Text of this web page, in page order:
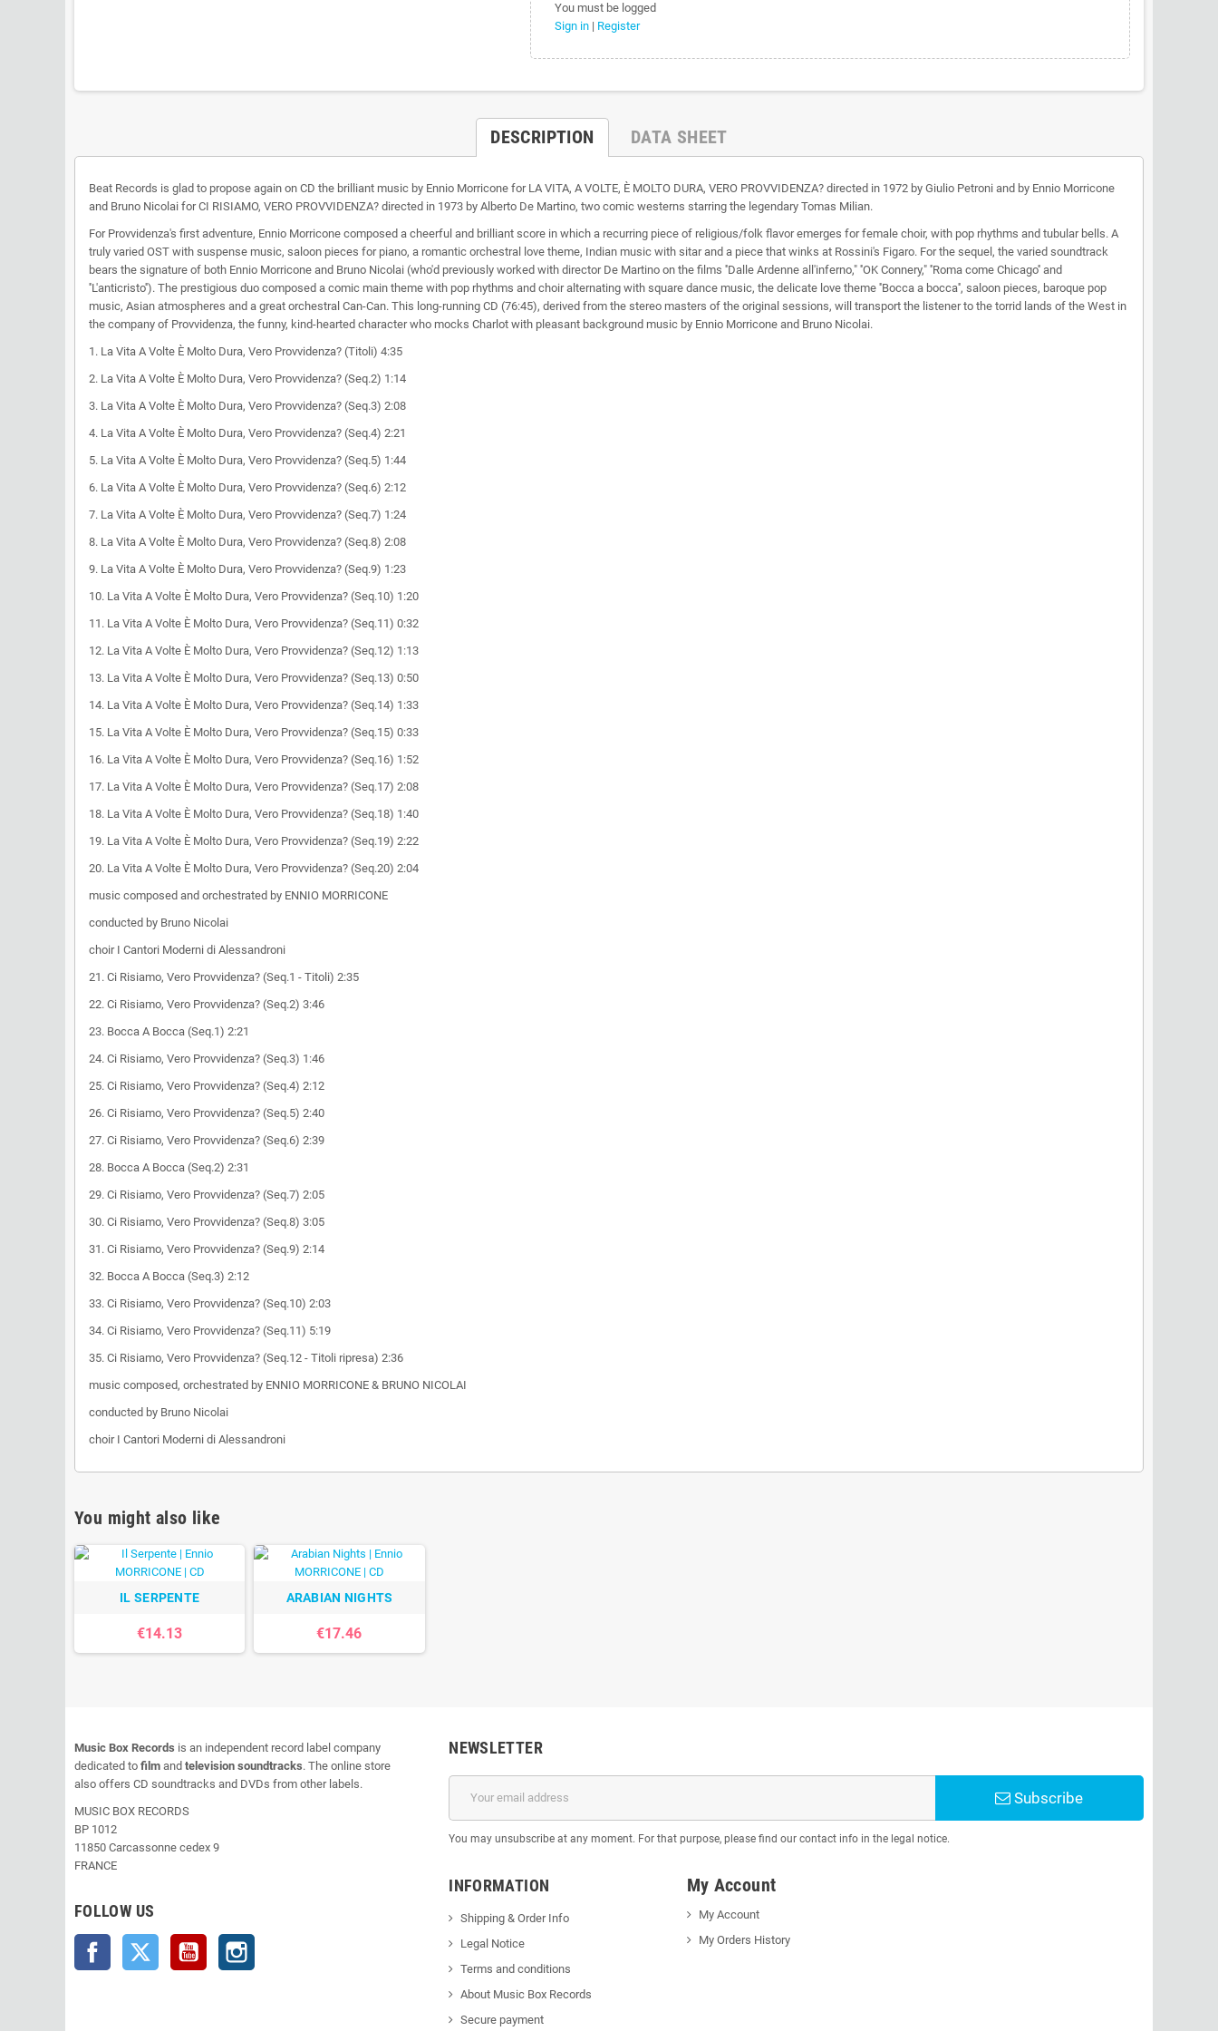
You must be logged
Sign in | Register
DESCRIPTION DATA SHEET
Beat Records is glad to propose again on CD the brilliant music by Ennio Morricone for LA VITA, A VOLTE, È MOLTO DURA, VERO PROVVIDENZA? directed in 1972 by Giulio Petroni and by Ennio Morricone
and Bruno Nicolai for CI RISIAMO, VERO PROVVIDENZA? directed in 1973 by Alberto De Martino, two comic westerns starring the legendary Tomas Milian.
For Provvidenza's first adventure, Ennio Morricone composed a cheerful and brilliant score in which a recurring piece of religious/folk flavor emerges for female choir, with pop rhythms and tubular bells. A
truly varied OST with suspense music, saloon pieces for piano, a romantic orchestral love theme, Indian music with sitar and a piece that winks at Rossini's Figaro. For the sequel, the varied soundtrack
bears the signature of both Ennio Morricone and Bruno Nicolai (who'd previously worked with director De Martino on the films ''Dalle Ardenne all'inferno," ''OK Connery," ''Roma come Chicago'' and
''L'anticristo''). The prestigious duo composed a comic main theme with pop rhythms and choir alternating with square dance music, the delicate love theme ''Bocca a bocca'', saloon pieces, baroque pop
music, Asian atmospheres and a great orchestral Can-Can. This long-running CD (76:45), derived from the stereo masters of the original sessions, will transport the listener to the torrid lands of the West in
the company of Provvidenza, the funny, kind-hearted character who mocks Charlot with pleasant background music by Ennio Morricone and Bruno Nicolai.
1. La Vita A Volte È Molto Dura, Vero Provvidenza? (Titoli) 4:35
2. La Vita A Volte È Molto Dura, Vero Provvidenza? (Seq.2) 1:14
3. La Vita A Volte È Molto Dura, Vero Provvidenza? (Seq.3) 2:08
4. La Vita A Volte È Molto Dura, Vero Provvidenza? (Seq.4) 2:21
5. La Vita A Volte È Molto Dura, Vero Provvidenza? (Seq.5) 1:44
6. La Vita A Volte È Molto Dura, Vero Provvidenza? (Seq.6) 2:12
7. La Vita A Volte È Molto Dura, Vero Provvidenza? (Seq.7) 1:24
8. La Vita A Volte È Molto Dura, Vero Provvidenza? (Seq.8) 2:08
9. La Vita A Volte È Molto Dura, Vero Provvidenza? (Seq.9) 1:23
10. La Vita A Volte È Molto Dura, Vero Provvidenza? (Seq.10) 1:20
11. La Vita A Volte È Molto Dura, Vero Provvidenza? (Seq.11) 0:32
12. La Vita A Volte È Molto Dura, Vero Provvidenza? (Seq.12) 1:13
13. La Vita A Volte È Molto Dura, Vero Provvidenza? (Seq.13) 0:50
14. La Vita A Volte È Molto Dura, Vero Provvidenza? (Seq.14) 1:33
15. La Vita A Volte È Molto Dura, Vero Provvidenza? (Seq.15) 0:33
16. La Vita A Volte È Molto Dura, Vero Provvidenza? (Seq.16) 1:52
17. La Vita A Volte È Molto Dura, Vero Provvidenza? (Seq.17) 2:08
18. La Vita A Volte È Molto Dura, Vero Provvidenza? (Seq.18) 1:40
19. La Vita A Volte È Molto Dura, Vero Provvidenza? (Seq.19) 2:22
20. La Vita A Volte È Molto Dura, Vero Provvidenza? (Seq.20) 2:04
music composed and orchestrated by ENNIO MORRICONE
conducted by Bruno Nicolai
choir I Cantori Moderni di Alessandroni
21. Ci Risiamo, Vero Provvidenza? (Seq.1 - Titoli) 2:35
22. Ci Risiamo, Vero Provvidenza? (Seq.2) 3:46
23. Bocca A Bocca (Seq.1) 2:21
24. Ci Risiamo, Vero Provvidenza? (Seq.3) 1:46
25. Ci Risiamo, Vero Provvidenza? (Seq.4) 2:12
26. Ci Risiamo, Vero Provvidenza? (Seq.5) 2:40
27. Ci Risiamo, Vero Provvidenza? (Seq.6) 2:39
28. Bocca A Bocca (Seq.2) 2:31
29. Ci Risiamo, Vero Provvidenza? (Seq.7) 2:05
30. Ci Risiamo, Vero Provvidenza? (Seq.8) 3:05
31. Ci Risiamo, Vero Provvidenza? (Seq.9) 2:14
32. Bocca A Bocca (Seq.3) 2:12
33. Ci Risiamo, Vero Provvidenza? (Seq.10) 2:03
34. Ci Risiamo, Vero Provvidenza? (Seq.11) 5:19
35. Ci Risiamo, Vero Provvidenza? (Seq.12 - Titoli ripresa) 2:36
music composed, orchestrated by ENNIO MORRICONE & BRUNO NICOLAI
conducted by Bruno Nicolai
choir I Cantori Moderni di Alessandroni
You might also like
IL SERPENTE
€14.13
ARABIAN NIGHTS
€17.46
Music Box Records is an independent record label company
dedicated to film and television soundtracks. The online store
also offers CD soundtracks and DVDs from other labels.
MUSIC BOX RECORDS
BP 1012
11850 Carcassonne cedex 9
FRANCE
FOLLOW US
Facebook Twitter YouTube
NEWSLETTER
Subscribe
You may unsubscribe at any moment. For that purpose, please find our contact info in the legal notice.
INFORMATION
Shipping & Order Info
Legal Notice
Terms and conditions
About Music Box Records
Secure payment
My Account
My Account
My Orders History